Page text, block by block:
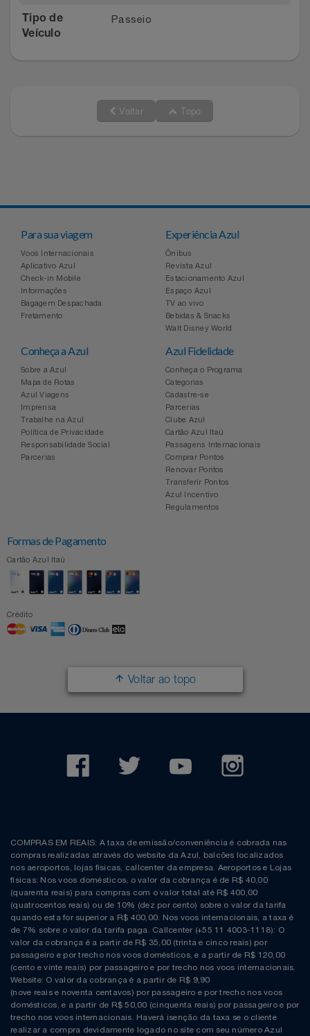
Tipo de
Veículo
Passeio
Voltar Topo
Para sua viagem
Voos Internacionais
Aplicativo Azul
Check-in Mobile
Informações
Bagagem Despachada
Fretamento
Experiência Azul
Ônibus
Revista Azul
Estacionamento Azul
Espaço Azul
TV ao vivo
Bebidas & Snacks
Walt Disney World
Conheça a Azul
Sobre a Azul
Mapa de Rotas
Azul Viagens
Imprensa
Trabalhe na Azul
Política de Privacidade
Responsabilidade Social
Parcerias
Azul Fidelidade
Conheça o Programa
Categorias
Cadastre-se
Parcerias
Clube Azul
Cartão Azul Itaú
Passagens Internacionais
Comprar Pontos
Renovar Pontos
Transferir Pontos
Azul Incentivo
Regulamentos
Formas de Pagamento
Cartão Azul Itaú
Crédito
Voltar ao topo
COMPRAS EM REAIS: A taxa de emissão/conveniência é cobrada nas
compras realizadas através do website da Azul, balcões localizados
nos aeroportos, lojas físicas, callcenter da empresa. Aeroportos e Lojas
físicas: Nos voos domésticos, o valor da cobrança é de R$ 40,00
(quarenta reais) para compras com o valor total até R$ 400,00
(quatrocentos reais) ou de 10% (dez por cento) sobre o valor da tarifa
quando esta for superior a R$ 400,00. Nos voos internacionais, a taxa é
de 7% sobre o valor da tarifa paga. Callcenter (+55 11 4003-1118): O
valor da cobrança é a partir de R$ 35,00 (trinta e cinco reais) por
passageiro e por trecho nos voos domésticos, e a partir de R$ 120,00
(cento e vinte reais) por passageiro e por trecho nos voos internacionais.
Website: O valor da cobrança é a partir de R$ 9,90
(nove reais e noventa centavos) por passageiro e por trecho nos voos
domésticos, e a partir de R$ 50,00 (cinquenta reais) por passageiro e por
trecho nos voos internacionais. Haverá isenção da taxa se o cliente
realizar a compra devidamente logado no site com seu número Azul